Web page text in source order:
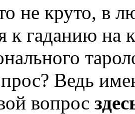
не круто, в
к гаданию на
Ведь
вопрос